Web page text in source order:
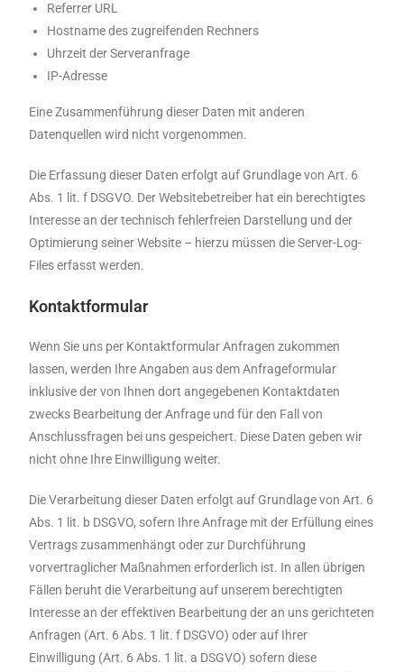
Referrer URL
Hostname des zugreifenden Rechners
Uhrzeit der Serveranfrage
IP-Adresse
Eine Zusammenführung dieser Daten mit anderen
Datenquellen wird nicht vorgenommen.
Die Erfassung dieser Daten erfolgt auf Grundlage von Art. 6
Abs. 1 lit. f DSGVO. Der Websitebetreiber hat ein berechtigtes
Interesse an der technisch fehlerfreien Darstellung und der
Optimierung seiner Website – hierzu müssen die Server-Log-
Files erfasst werden.
Kontaktformular
Wenn Sie uns per Kontaktformular Anfragen zukommen
lassen, werden Ihre Angaben aus dem Anfrageformular
inklusive der von Ihnen dort angegebenen Kontaktdaten
zwecks Bearbeitung der Anfrage und für den Fall von
Anschlussfragen bei uns gespeichert. Diese Daten geben wir
nicht ohne Ihre Einwilligung weiter.
Die Verarbeitung dieser Daten erfolgt auf Grundlage von Art. 6
Abs. 1 lit. b DSGVO, sofern Ihre Anfrage mit der Erfüllung eines
Vertrags zusammenhängt oder zur Durchführung
vorvertraglicher Maßnahmen erforderlich ist. In allen übrigen
Fällen beruht die Verarbeitung auf unserem berechtigten
Interesse an der effektiven Bearbeitung der an uns gerichteten
Anfragen (Art. 6 Abs. 1 lit. f DSGVO) oder auf Ihrer
Einwilligung (Art. 6 Abs. 1 lit. a DSGVO) sofern diese